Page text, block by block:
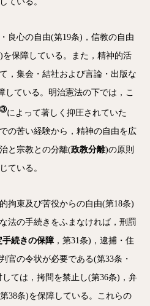
良心の自由(第19条)，信教の自由
保障している。また，精神的活
，集会・結社および言論・出版な
している。明治憲法の下では，こ
③によって著しく抑圧されていた
の苦い経験から，精神の自由を広
と宗教との分離(政教分離)の原則
ている。
拘束及び苦役からの自由(第18条)
法の手続きをふまなければ，刑罰
手続きの保障 ，第31条)，逮捕・住
官の令状が必要である(第33条・
ては，拷問を禁止し(第36条)，弁
38条)を保障している。これらの